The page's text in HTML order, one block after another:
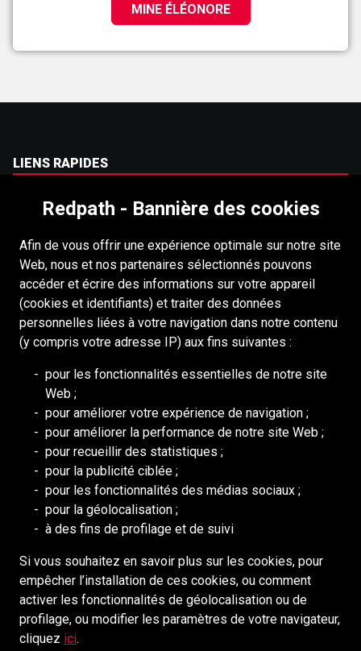
Redpath - Bannière des cookies
Afin de vous offrir une expérience optimale sur notre site
Web, nous et nos partenaires sélectionnés pouvons
accéder et écrire des informations sur votre appareil
(cookies et identifiants) et traiter des données
personnelles liées à votre navigation dans notre contenu
(y compris votre adresse IP) aux fins suivantes :
pour les fonctionnalités essentielles de notre site
Web ;
pour améliorer votre expérience de navigation ;
pour améliorer la performance de notre site Web ;
pour recueillir des statistiques ;
pour la publicité ciblée ;
pour les fonctionnalités des médias sociaux ;
pour la géolocalisation ;
à des fins de profilage et de suivi
Si vous souhaitez en savoir plus sur les cookies, pour
empêcher l’installation de ces cookies, ou comment
activer les fonctionnalités de géolocalisation ou de
profilage, ou modifier les paramètres de votre navigateur,
cliquez ici.
MINE ÉLÉONORE
LIENS RAPIDES
Droits dauteur
Connexion
Portail pour les fournisseurs
Politique de cookies
RESSOURCES
DEILMANN
Conseil de Mongolie (BCM)
Conseil des ressources humaines
Association nationale des mines
Association minière de l'Ontario
MÉDIAS SOCIAUX